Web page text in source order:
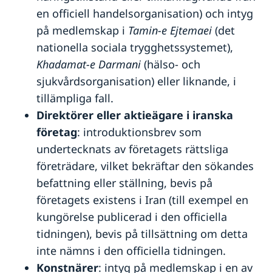
en officiell handelsorganisation) och intyg
på medlemskap i Tamin-e Ejtemaei (det
nationella sociala trygghetssystemet),
Khadamat-e Darmani (hälso- och
sjukvårdsorganisation) eller liknande, i
tillämpliga fall.
Direktörer eller aktieägare i iranska
företag: introduktionsbrev som
undertecknats av företagets rättsliga
företrädare, vilket bekräftar den sökandes
befattning eller ställning, bevis på
företagets existens i Iran (till exempel en
kungörelse publicerad i den officiella
tidningen), bevis på tillsättning om detta
inte nämns i den officiella tidningen.
Konstnärer: intyg på medlemskap i en av